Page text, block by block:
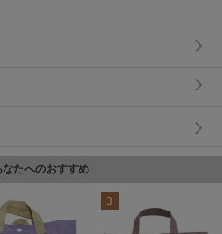
たへのおすすめ
3